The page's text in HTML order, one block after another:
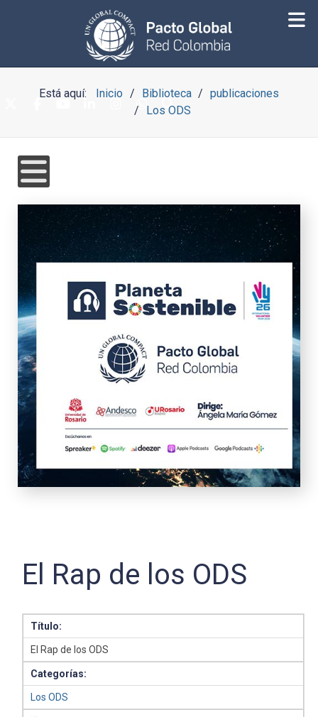
Está aquí: Inicio Biblioteca
publicaciones
Los ODS
El Rap de los ODS
Título:
El Rap de los ODS
Categorías:
Los ODS